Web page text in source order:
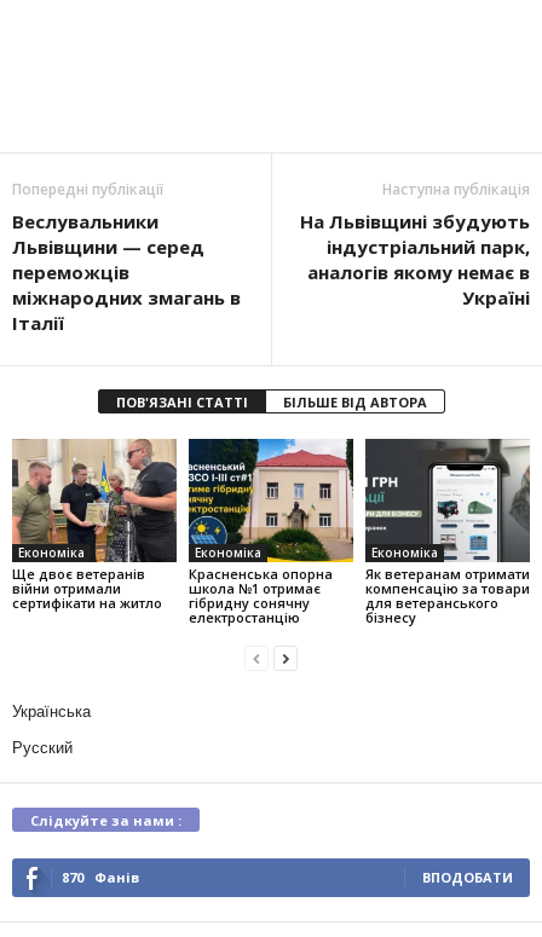
Попередні публікації
Веслувальники
Львівщини — серед
переможців
міжнародних змагань в
Італії
Наступна публікація
На Львівщині збудують
індустріальний парк,
аналогів якому немає в
Україні
ПОВ'ЯЗАНІ СТАТТІ БІЛЬШЕ ВІД АВТОРА
Економіка
Ще двоє ветеранів
війни отримали
сертифікати на житло
Економіка
Красненська опорна
школа №1 отримає
гібридну сонячну
електростанцію
Економіка
Як ветеранам отримати
компенсацію за товари
для ветеранського
бізнесу
Українська
Русский
Слідкуйте за нами :
870 Фанів ВПОДОБАТИ